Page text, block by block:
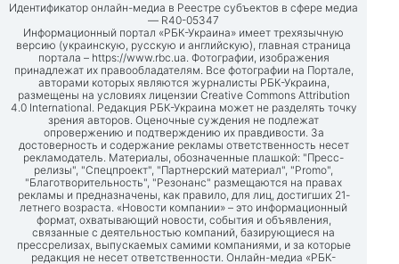
Идентификатор онлайн-медиа в Реестре субъектов в сфере медиа
— R40-05347
Информационный портал «РБК-Украина» имеет трехязычную
версию (украинскую, русскую и английскую), главная страница
портала – https://www.rbc.ua. Фотографии, изображения
принадлежат их правообладателям. Все фотографии на Портале,
авторами которых являются журналисты РБК-Украина,
размещены на условиях лицензии Creative Commons Attribution
4.0 International. Редакция РБК-Украина может не разделять точку
зрения авторов. Оценочные суждения не подлежат
опровержению и подтверждению их правдивости. За
достоверность и содержание рекламы ответственность несет
рекламодатель. Материалы, обозначенные плашкой: "Пресс-
релизы", "Спецпроект", "Партнерский материал", "Promo",
"Благотворительность", "Резонанс" размещаются на правах
рекламы и предназначены, как правило, для лиц, достигших 21-
летнего возраста. «Новости компании» – это информационный
формат, охватывающий новости, события и объявления,
связанные с деятельностью компаний, базирующиеся на
прессрелизах, выпускаемых самими компаниями, и за которые
редакция не несет ответственности. Онлайн-медиа «РБК-